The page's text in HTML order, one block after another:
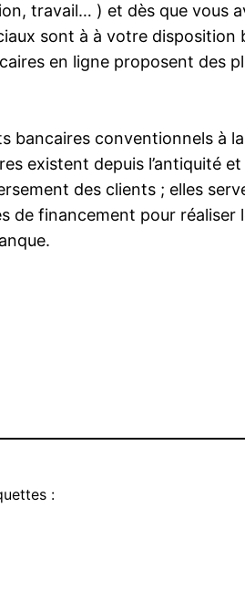
travail… ) et dès que vous
sont à à votre disposition
en ligne proposent des
conventionnels à
existent depuis l’antiquité
des clients ; elles
financement pour
: